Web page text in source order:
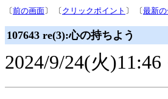
〔前の画面〕 〔 クリックポイント 〕 〔最新
107643 re(3):心の持ちよう
2024/9/24(火)11:46